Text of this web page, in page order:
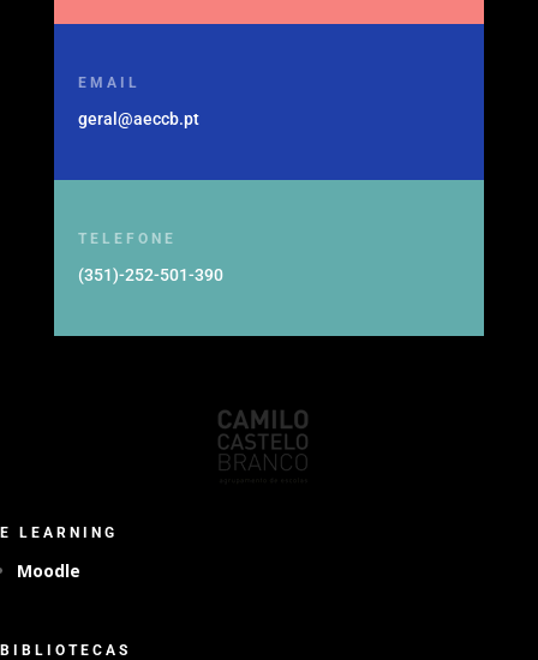
EMAIL
geral@aeccb.pt
TELEFONE
(351)-252-501-390
E LEARNING
Moodle
BIBLIOTECAS